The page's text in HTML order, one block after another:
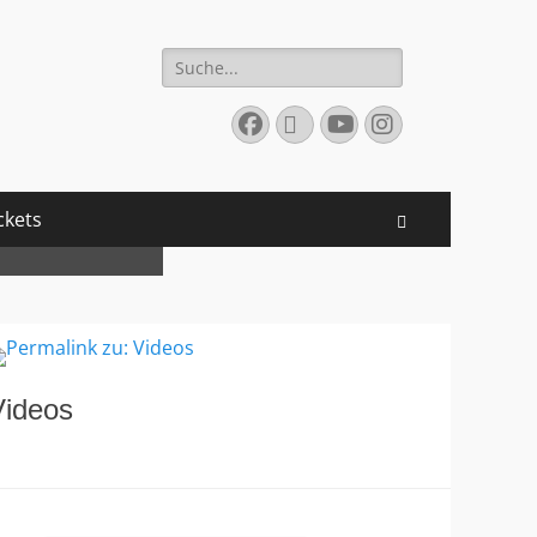
Suchen
nach:
Facebook
E-
Mail
YouTube
Instagram
Mehr hier...